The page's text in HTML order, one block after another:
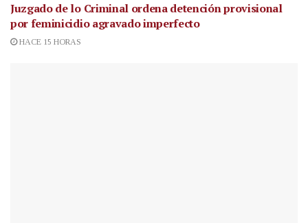
Juzgado de lo Criminal ordena detención provisional
por feminicidio agravado imperfecto
HACE 15 HORAS